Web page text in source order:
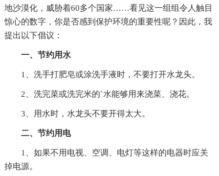
地沙漠化，威胁着60多个国家……看见这一组组令人触目
惊心的数字，你是否感到保护环境的重要性呢？因此，我
提出以下倡议：
一、节约用水
1、洗手打肥皂或涂洗手液时，不要打开水龙头。
2、洗完菜或洗完米的`水能够用来浇菜、浇花。
3、用水时，水龙头不要开得太大。
二、节约用电
1、如果不用电视、空调、电灯等这样的电器时应关
掉电源。